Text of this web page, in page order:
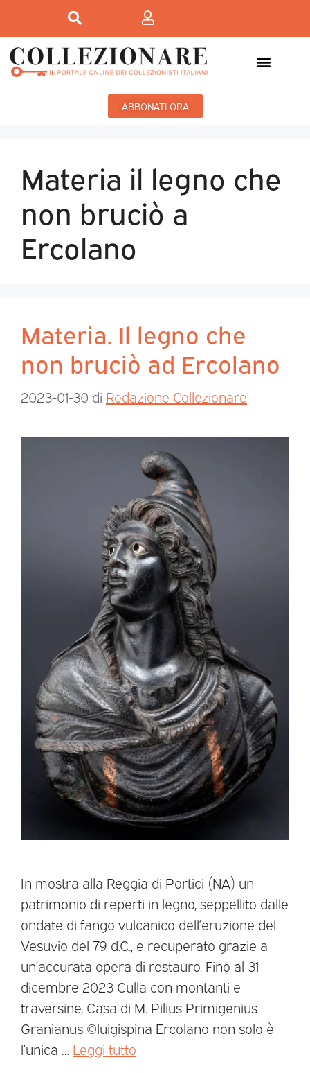
ABBONATI ORA
Materia il legno che
non bruciò a
Ercolano
Materia. Il legno che
non bruciò ad Ercolano
2023-01-30 di Redazione Collezionare
In mostra alla Reggia di Portici (NA) un
patrimonio di reperti in legno, seppellito dalle
ondate di fango vulcanico dell’eruzione del
Vesuvio del 79 d.C., e recuperato grazie a
un’accurata opera di restauro. Fino al 31
dicembre 2023 Culla con montanti e
traversine, Casa di M. Pilius Primigenius
Granianus ©luigispina Ercolano non solo è
l’unica … Leggi tutto